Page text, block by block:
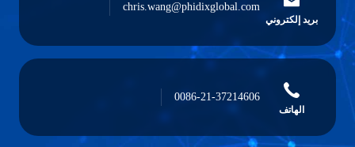
بريد إلكتروني
chris.wang@phidixglobal.com
الهاتف
0086-21-37214606